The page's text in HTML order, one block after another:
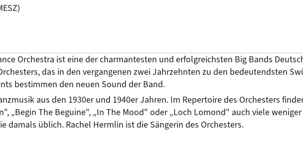
Orchestra ist eine der charmantesten und erfolgreichsten Big Bands
das in den vergangenen zwei Jahrzehnten zu den bedeutendsten
bestimmen den neuen Sound der Band.
aus den 1930er und 1940er Jahren. Im Repertoire des Orchesters
„Begin The Beguine", „In The Mood" oder „Loch Lomond" auch viele
damals üblich. Rachel Hermlin ist die Sängerin des Orchesters.